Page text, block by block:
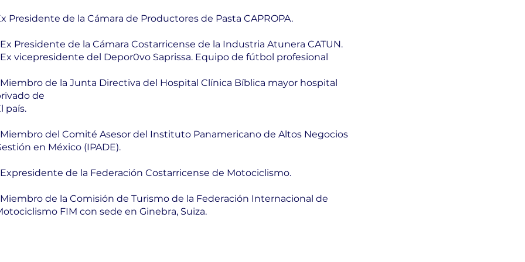
Presidente de la Cámara de Productores de Pasta CAPROPA.
Ex Presidente de la Cámara Costarricense de la Industria Atunera CATUN.
Ex vicepresidente del Depor0vo Saprissa. Equipo de fútbol profesional
Miembro de la Junta Directiva del Hospital Clínica Bíblica mayor hospital
de
país.
Miembro del Comité Asesor del Instituto Panamericano de Altos Negocios
en México (IPADE).
Expresidente de la Federación Costarricense de Motociclismo.
Miembro de la Comisión de Turismo de la Federación Internacional de
FIM con sede en Ginebra, Suiza.